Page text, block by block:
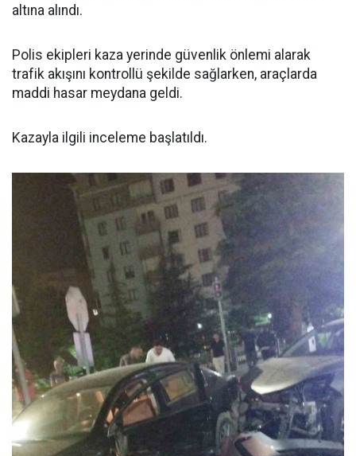
altına alındı.
Polis ekipleri kaza yerinde güvenlik önlemi alarak
trafik akışını kontrollü şekilde sağlarken, araçlarda
maddi hasar meydana geldi.
Kazayla ilgili inceleme başlatıldı.